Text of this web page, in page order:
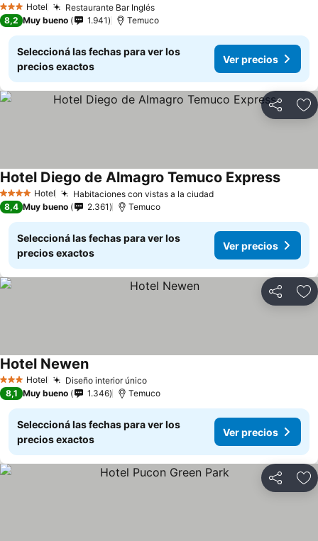
3 Estrellas
Hotel Restaurante Bar InglésVer precios
8,2 Muy bueno 1.941 Temuco
Seleccioná las fechas para ver los
precios exactos
Ver precios
Compartir
4 EstrellasHotel Habitaciones con vistas a la ciudadVer precios
Hotel Diego de Almagro Temuco ExpressVer
8,4 Muy bueno 2.361 Temuco
Seleccioná las fechas para ver los
precios exactos
Ver precios
Compartir
3 Estrellas
Hotel Diseño interior únicoVer precios
Hotel NewenVer precios
8,1 Muy bueno 1.346 Temuco
Seleccioná las fechas para ver los
precios exactos
Ver precios
Compartir